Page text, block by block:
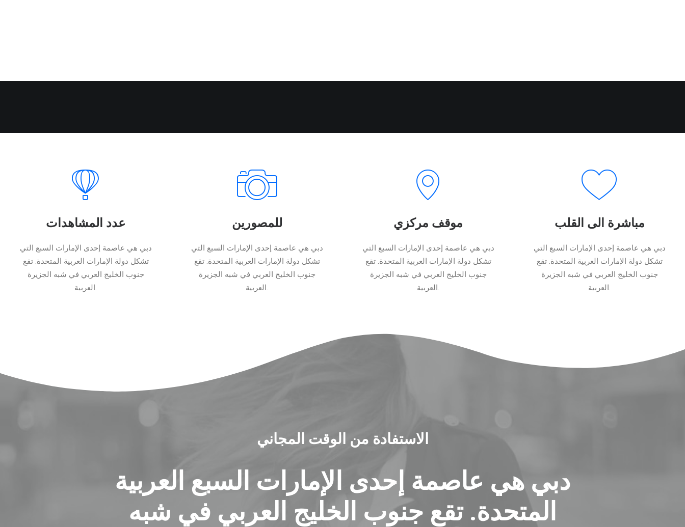
عدد المشاهدات
دبي هي عاصمة إحدى الإمارات السبع التي
تشكل دولة الإمارات العربية المتحدة. تقع
جنوب الخليج العربي في شبه الجزيرة
العربية.
للمصورين
دبي هي عاصمة إحدى الإمارات السبع التي
تشكل دولة الإمارات العربية المتحدة. تقع
جنوب الخليج العربي في شبه الجزيرة
العربية.
موقف مركزي
دبي هي عاصمة إحدى الإمارات السبع التي
تشكل دولة الإمارات العربية المتحدة. تقع
جنوب الخليج العربي في شبه الجزيرة
العربية.
مباشرة الى القلب
دبي هي عاصمة إحدى الإمارات السبع التي
تشكل دولة الإمارات العربية المتحدة. تقع
جنوب الخليج العربي في شبه الجزيرة
العربية.
الاستفادة من الوقت المجاني
دبي هي عاصمة إحدى الإمارات السبع العربية
المتحدة. تقع جنوب الخليج العربي في شبه